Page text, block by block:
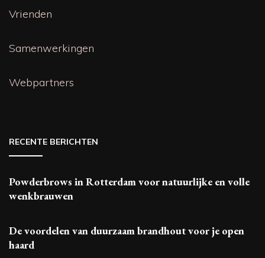
Vrienden
Samenwerkingen
Webpartners
RECENTE BERICHTEN
Powderbrows in Rotterdam voor natuurlijke en volle
wenkbrauwen
De voordelen van duurzaam brandhout voor je open
haard